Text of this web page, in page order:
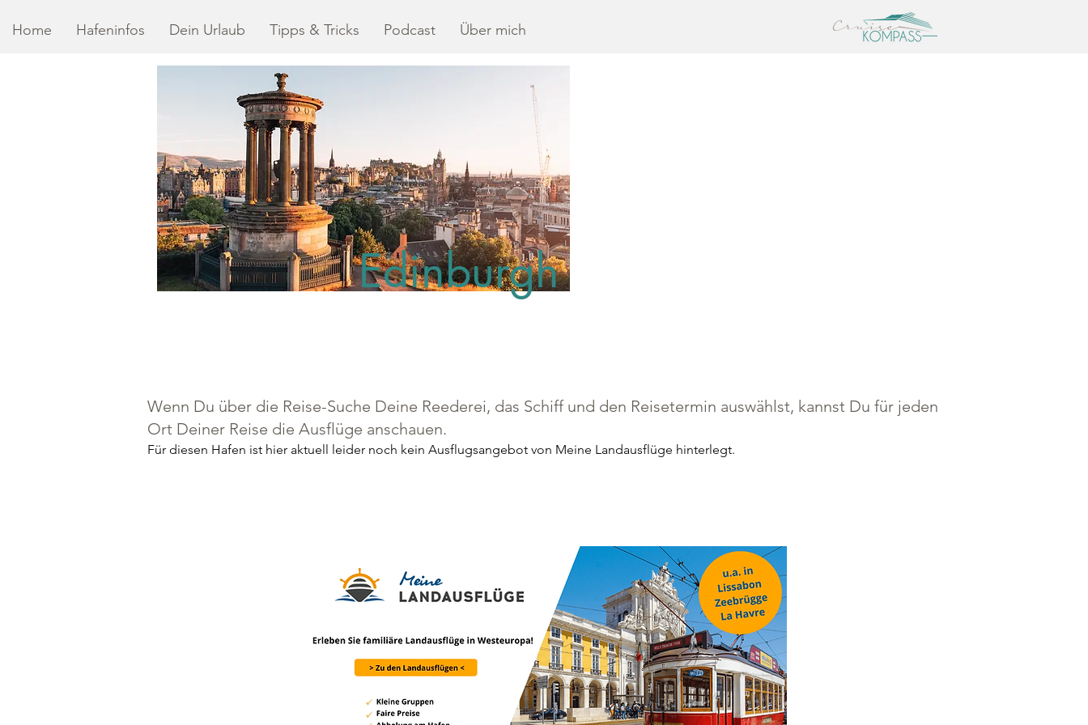
Home Hafeninfos Dein Urlaub Tipps & Tricks Podcast Über mich
Edinburgh
Wenn Du über die Reise-Suche Deine Reederei, das Schiff und den Reisetermin auswählst, kannst Du für jeden
Ort Deiner Reise die Ausflüge anschauen.
Für diesen Hafen ist hier aktuell leider noch kein Ausflugsangebot von Meine Landausflüge hinterlegt.